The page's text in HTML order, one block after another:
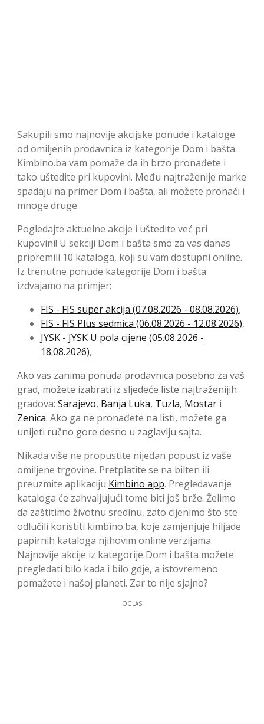
Sakupili smo najnovije akcijske ponude i kataloge
od omiljenih prodavnica iz kategorije Dom i bašta.
Kimbino.ba vam pomaže da ih brzo pronađete i
tako uštedite pri kupovini. Među najtraženije marke
spadaju na primer Dom i bašta, ali možete pronaći i
mnoge druge.
Pogledajte aktuelne akcije i uštedite već pri
kupovini! U sekciji Dom i bašta smo za vas danas
pripremili 10 kataloga, koji su vam dostupni online.
Iz trenutne ponude kategorije Dom i bašta
izdvajamo na primjer:
FIS - FIS super akcija (07.08.2026 - 08.08.2026),
FIS - FIS Plus sedmica (06.08.2026 - 12.08.2026),
JYSK - JYSK U pola cijene (05.08.2026 -
18.08.2026),
Ako vas zanima ponuda prodavnica posebno za vaš
grad, možete izabrati iz sljedeće liste najtraženijih
gradova: Sarajevo, Banja Luka, Tuzla, Mostar i
Zenica. Ako ga ne pronađete na listi, možete ga
unijeti ručno gore desno u zaglavlju sajta.
Nikada više ne propustite nijedan popust iz vaše
omiljene trgovine. Pretplatite se na bilten ili
preuzmite aplikaciju Kimbino app. Pregledavanje
kataloga će zahvaljujući tome biti još brže. Želimo
da zaštitimo životnu sredinu, zato cijenimo što ste
odlučili koristiti kimbino.ba, koje zamjenjuje hiljade
papirnih kataloga njihovim online verzijama.
Najnovije akcije iz kategorije Dom i bašta možete
pregledati bilo kada i bilo gdje, a istovremeno
pomažete i našoj planeti. Zar to nije sjajno?
OGLAS